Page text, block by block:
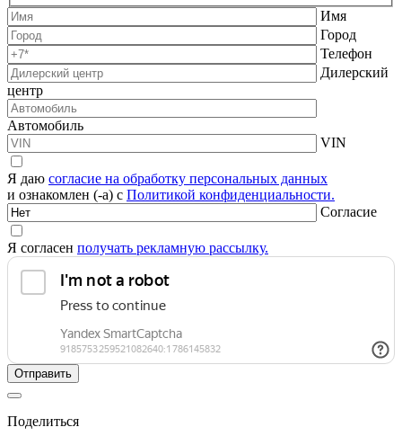
Имя
Город
Телефон
Дилерский
центр
Автомобиль
VIN
Я даю согласие на обработку персональных данных
и ознакомлен (-а) с Политикой конфиденциальности.
Согласие
Я согласен получать рекламную рассылку.
Поделиться